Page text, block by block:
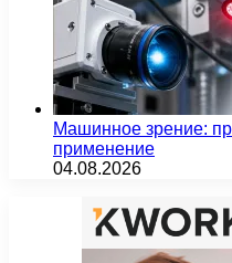
Машинное зрение:
применение
04.08.2026